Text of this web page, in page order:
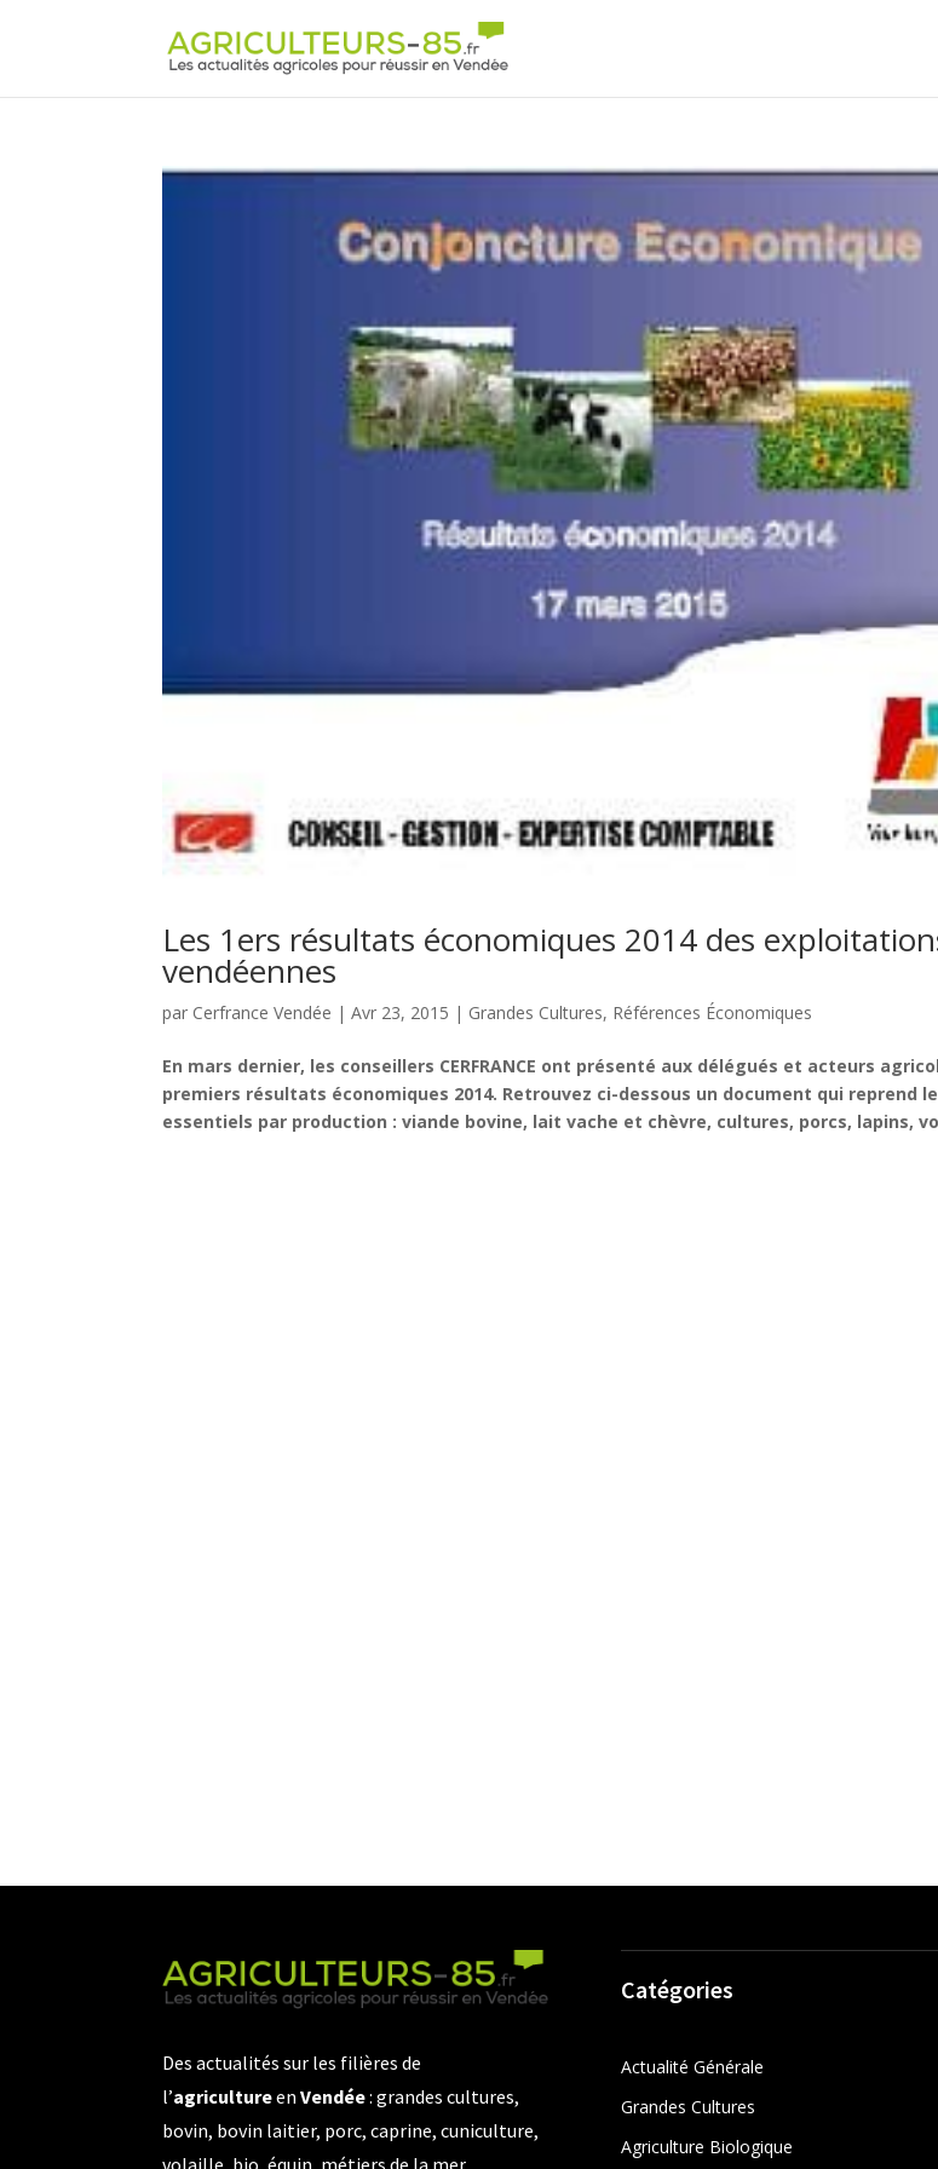
Les 1ers résultats économiques 2014 des
vendéennes
par Cerfrance Vendée |Avr 23, 2015 | Grandes Cultures, Références Économiques
En mars dernier, les conseillers CERFRANCE ont présenté aux délégués et acteurs
premiers résultats économiques 2014. Retrouvez ci-dessous un document qui reprend
essentiels par production : viande bovine, lait vache et chèvre, cultures, porcs, lapins,
Des actualités sur les filières de
l’agricultureenVendée: grandes cultures,
bovin, bovin laitier, porc, caprine, cuniculture,
volaille, bio, équin, métiers de la mer…
Catégories
Actualité Générale
Grandes Cultures
Agriculture Biologique